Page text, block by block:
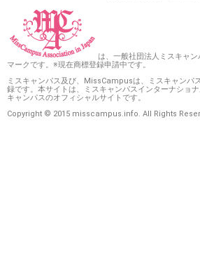
は、一般社団法人ミスキャ
マークです。※現在商標登録申請中です。
ミスキャンパス及び、MissCampusは、ミスキャンパ
録です。本サイトは、ミスキャンパスインターナショ
キャンパスのオフィシャルサイトです。
Copyright © 2015 misscampus.info. All Rights